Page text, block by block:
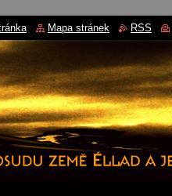
Mapa stránek RSS